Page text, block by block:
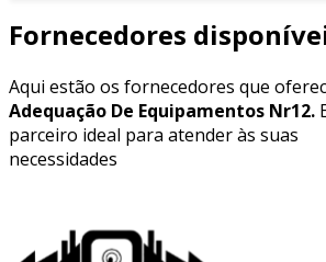
Fornecedores
Aqui estão os fornecedores que
Adequação De Equipamentos Nr12.
parceiro ideal para atender às suas
necessidades